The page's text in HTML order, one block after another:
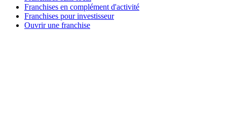
Franchises en complément d'activité
Franchises pour investisseur
Ouvrir une franchise